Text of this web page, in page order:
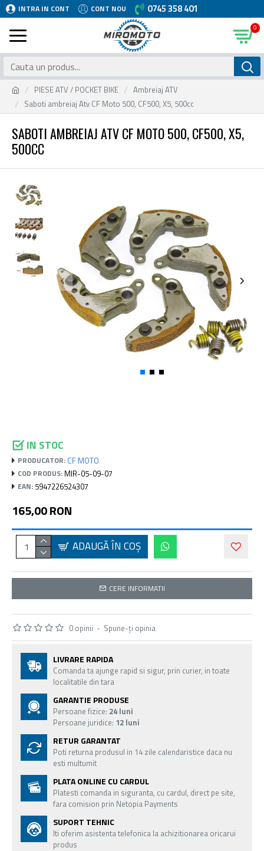
INTRA IN CONT CONT NOU 0745 358 401
0
PIESE ATV / POCKET BIKE
Ambreiaj ATV
Saboti ambreiaj Atv CF Moto 500, CF500, X5, 500cc
SABOTI AMBREIAJ ATV CF MOTO 500, CF500, X5,
500CC
IN STOC
PRODUCATOR: CF MOTO
COD PRODUS: MIR-05-09-07
EAN: 5947226524307
0 opinii - Spune-ţi opinia
165,00 RON
ADAUGĂ ÎN COŞ
CERE INFORMATII
LIVRARE RAPIDA
Comanda ta ajunge rapid si sigur, prin curier, in toate
localitatile din tara
GARANTIE PRODUSE
Persoane fizice: 24 luni
Persoane juridice: 12 luni
RETUR GARANTAT
Poti returna produsul in 14 zile calendaristice daca nu
esti multumit
PLATA ONLINE CU CARDUL
Platesti comanda in siguranta, cu cardul, direct pe site,
fara comision prin Netopia Payments
SUPORT TEHNIC
Iti oferim asistenta telefonica la achizitionarea oricarui
produs